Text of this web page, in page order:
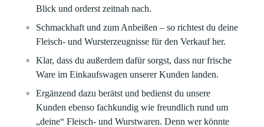
Blick und orderst zeitnah nach.
Schmackhaft und zum Anbeißen – so richtest du deine
Fleisch- und Wursterzeugnisse für den Verkauf her.
Klar, dass du außerdem dafür sorgst, dass nur frische
Ware im Einkaufswagen unserer Kunden landen.
Ergänzend dazu berätst und bedienst du unsere
Kunden ebenso fachkundig wie freundlich rund um
„deine“ Fleisch- und Wurstwaren. Denn wer könnte